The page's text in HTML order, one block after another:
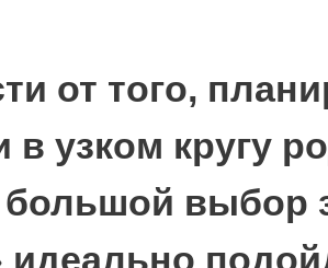
на 4 части по 130 кв. м. и 115 кв.
до 300 гостей. Прямой выход
кв. м. и сезонную площадку для
воздухе Piazza
идеально подходит для